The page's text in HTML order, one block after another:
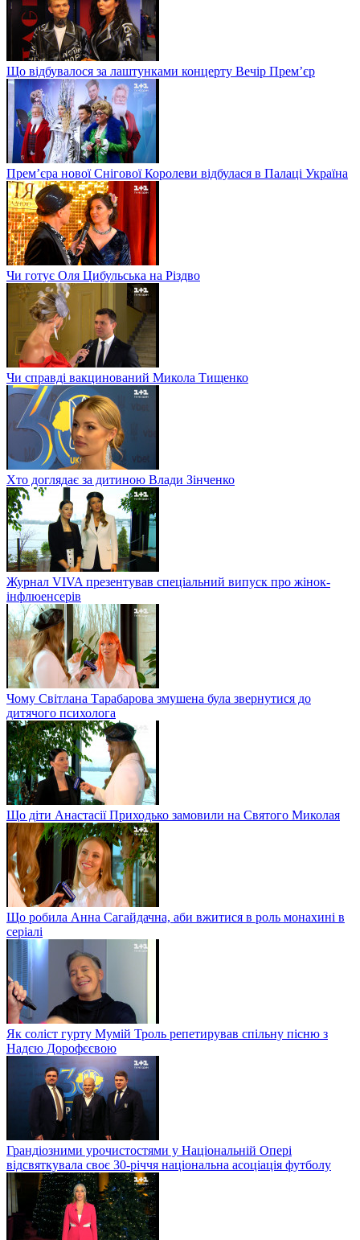
Що відбувалося за лаштунками концерту Вечір Прем’єр
Прем’єра нової Снігової Королеви відбулася в Палаці Україна
Чи готує Оля Цибульська на Різдво
Чи справді вакцинований Микола Тищенко
Хто доглядає за дитиною Влади Зінченко
Журнал VIVA презентував спеціальний випуск про жінок-
інфлюенсерів
Чому Світлана Тарабарова змушена була звернутися до
дитячого психолога
Що діти Анастасії Приходько замовили на Святого Миколая
Що робила Анна Сагайдачна, аби вжитися в роль монахині в
серіалі
Як соліст гурту Мумій Троль репетирував спільну пісню з
Надєю Дорофєєвою
Грандіозними урочистостями у Національній Опері
відсвяткувала своє 30-річчя національна асоціація футболу